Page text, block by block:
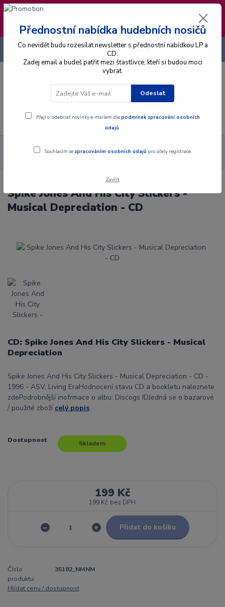
❣️ Od 4.8. do 13.8. čerpám dovolenou. Datum
expedice objednávek se posouvá na pátek
14.8.2026 🐋
Menu
CZK
+420 725 736 293
Alba CD
Spike Jones And His City Slickers - Musical
Spike Jones And His City Slickers -
Musical Depreciation - CD
CD: Spike Jones And His City Slickers - Musical
Depreciation
Spike Jones And His City Slickers - Musical Depreciation - CD -
1996 - ASV, Living EraHodnocení stavu CD a bookletu naleznete
zdePodrobnější inofrmace o albu: Discogs IDJedná se o bazarové
/ použité zboží celý popis
Dostupnost Skladem
199 Kč
199 Kč bez DPH
Přidat do košíku
Číslo
produktu:
35182_NMNM
Hlídat cenu / dostupnost
Přednostní nabídka hudebních nosičů
Co nevidět budu rozesílat newsletter s přednostní nabídkou LP a
CD.
Zadej email a budeš patřit mezi šťastlivce, kteří si budou moci
vybrat.
Odeslat
Přeji si odebírat novinky e-mailem dlepodmínek zpracování osobních
údajů.
Souhlasím se zpracováním osobních údajů pro účely registrace.
Zavřít